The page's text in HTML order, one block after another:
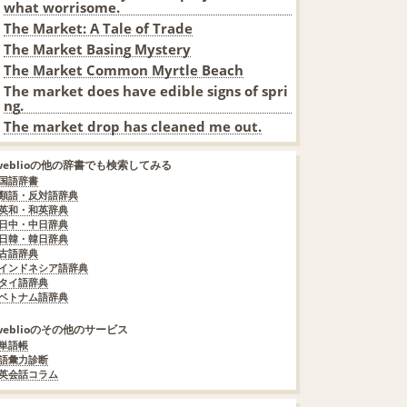
what worrisome.
The Market: A Tale of Trade
The Market Basing Mystery
The Market Common Myrtle Beach
The market does have edible signs of spri
ng.
The market drop has cleaned me out.
の他の辞書でも検索してみる
語辞書
語・反対語辞典
和・和英辞典
中・中日辞典
韓・韓日辞典
語辞典
ンドネシア語辞典
イ語辞典
トナム語辞典
のその他のサービス
語帳
彙力診断
会話コラム